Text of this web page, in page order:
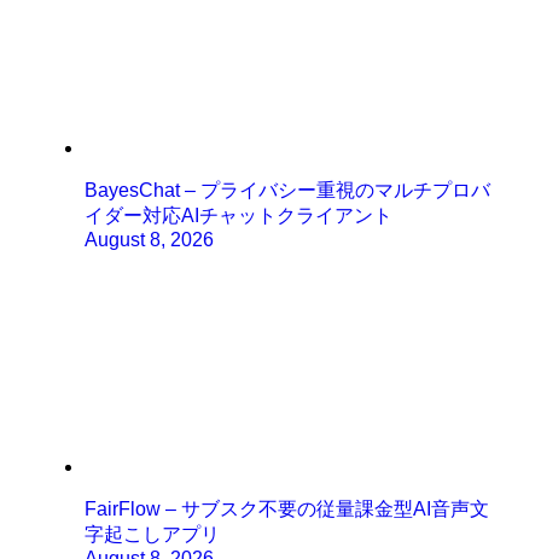
BayesChat – プライバシー重視のマルチプロバ
イダー対応AIチャットクライアント
August 8, 2026
FairFlow – サブスク不要の従量課金型AI音声文
字起こしアプリ